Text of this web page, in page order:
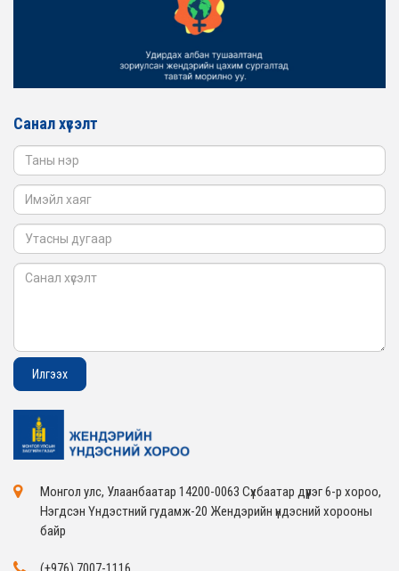
ЖЕНДЭРИЙН ҮНДЭСНИЙ ХОРООНЫ АЖЛЫН АЛБАНЫ
ТӨЛӨӨЛӨЛ БАТЛАН ХАМГААЛАХ ЯАМАНД
Санал хүсэлт
Монгол улс, Улаанбаатар 14200-0063 Сүхбаатар дүүрэг 6-р хороо,
Нэгдсэн Үндэстний гудамж-20 Жендэрийн үндэсний хорооны
байр